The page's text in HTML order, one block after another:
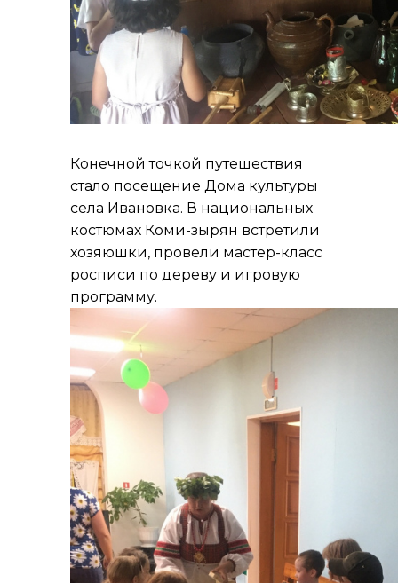
Конечной точкой путешествия
стало посещение Дома культуры
села Ивановка. В национальных
костюмах Коми-зырян встретили
хозяюшки, провели мастер-класс
росписи по дереву и игровую
программу.